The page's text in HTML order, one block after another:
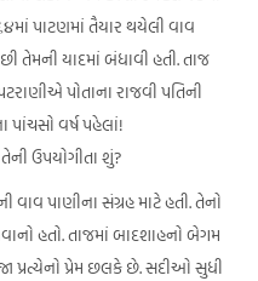
પાટણમાં તૈયાર થયેલી વાવ
તેમની યાદમાં બંધાવી હતી. તાજ
પોતાના રાજવી પતિની
પાંચસો વર્ષ પહેલાં!
ઉપયોગીતા શું?
વાવ પાણીના સંગ્રહ માટે હતી. તેનો
હતો. તાજમાં બાદશાહનો બેગમ
પ્રત્યેનો પ્રેમ છલકે છે. સદીઓ સુધી